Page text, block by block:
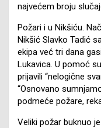
najvećem broju
Požari i u Nikšiću.
Nikšić Slavko Tadić
ekipa već tri dana
Lukavica. U pomoć
prijavili “nelogične
“Osnovano
podmeće požare,
Veliki požar buknuo